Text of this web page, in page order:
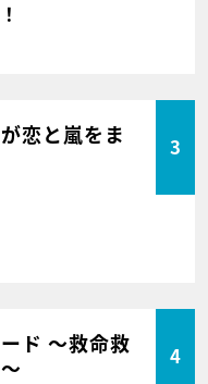
恋と嵐をま
3
ド ～救命救
4